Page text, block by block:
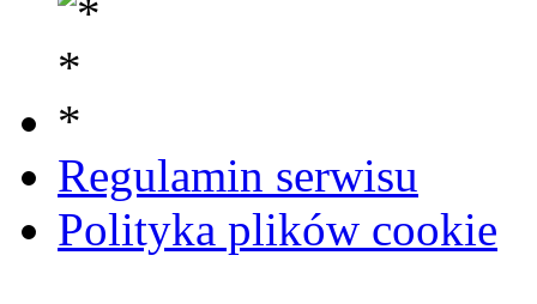
Regulamin serwisu
Polityka plików cookie